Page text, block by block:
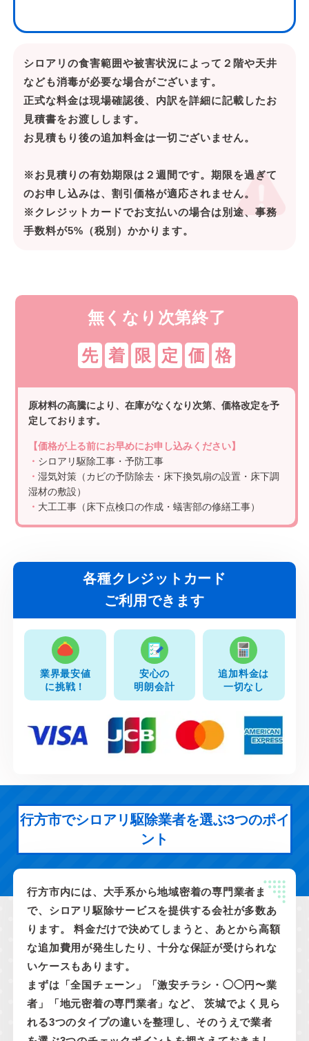
シロアリの食害範囲や被害状況によって２階や天井
なども消毒が必要な場合がございます。
正式な料金は現場確認後、内訳を詳細に記載したお
見積書をお渡しします。
お見積もり後の追加料金は一切ございません。
※お見積りの有効期限は２週間です。期限を過ぎて
のお申し込みは、割引価格が適応されません。
※クレジットカードでお支払いの場合は別途、事務
手数料が5%（税別）かかります。
無くなり次第終了
先 着 限 定 価 格
原材料の高騰により、在庫がなくなり次第、価格改定を予
定しております。
【価格が上る前にお早めにお申し込みください】
・ シロアリ駆除工事・予防工事
・湿気対策（カビの予防除去・床下換気扇の設置・床下調
湿材の敷設）
・ 大工工事（床下点検口の作成・蟻害部の修繕工事）
各種クレジットカード
ご利用できます
業界最安値
に挑戦！
安心の
明朗会計
追加料金は
一切なし
行方市でシロアリ駆除業者を選ぶ3つのポイ
ント
行方市内には、大手系から地域密着の専門業者ま
で、シロアリ駆除サービスを提供する会社が多数あ
ります。 料金だけで決めてしまうと、あとから高額
な追加費用が発生したり、十分な保証が受けられな
いケースもあります。
まずは「全国チェーン」「激安チラシ・◯◯円〜業
者」「地元密着の専門業者」など、 茨城でよく見ら
れる3つのタイプの違いを整理し、そのうえで業者